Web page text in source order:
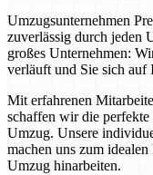
Umzugsunternehmen
zuverlässig durch jeden
großes Unternehmen:
verläuft und Sie sich auf
Mit erfahrenen
schaffen wir die perfekte
Umzug. Unsere
machen uns zum
Umzug hinarbeiten.